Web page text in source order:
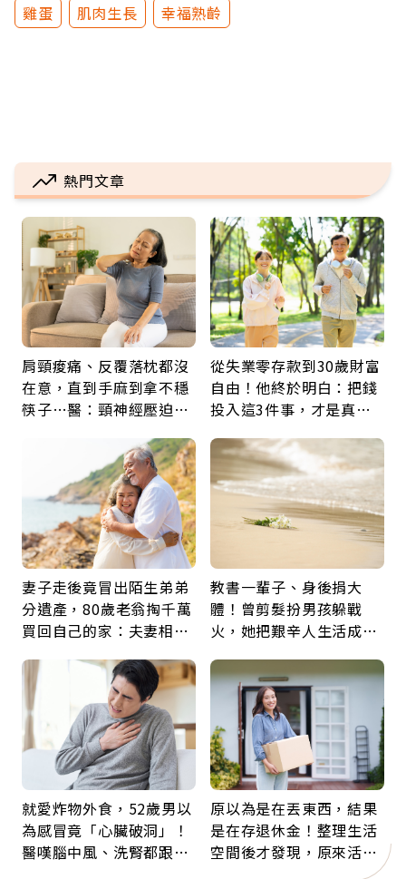
雞蛋
肌肉生長 幸福熟齡
熱門文章
肩頸痠痛、反覆落枕都沒
在意，直到手麻到拿不穩
筷子…醫：頸神經壓迫上
從失業零存款到30歲財富
自由！他終於明白：把錢
投入這3件事，才是真正
妻子走後竟冒出陌生弟弟
分遺產，80歲老翁掏千萬
買回自己的家：夫妻相守
教書一輩子、身後捐大
體！曾剪髮扮男孩躲戰
火，她把艱辛人生活成風
福
就愛炸物外食，52歲男以
為感冒竟「心臟破洞」！
醫嘆腦中風、洗腎都跟它
原以為是在丟東西，結果
是在存退休金！整理生活
空間後才發現，原來活得